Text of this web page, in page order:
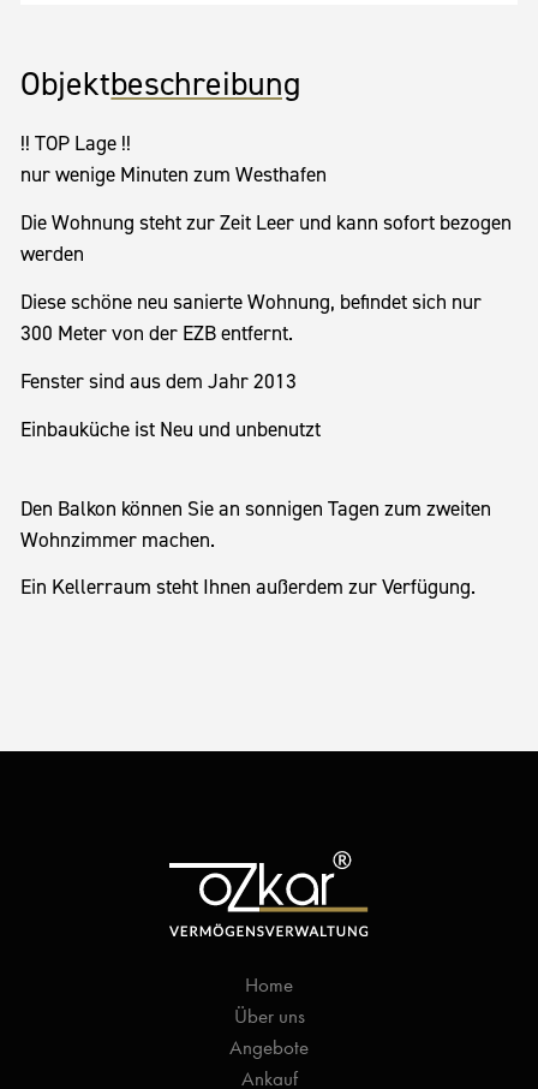
Objektbeschreibung
!! TOP Lage !!
nur wenige Minuten zum Westhafen
Die Wohnung steht zur Zeit Leer und kann sofort bezogen
werden
Diese schöne neu sanierte Wohnung, befindet sich nur
300 Meter von der EZB entfernt.
Fenster sind aus dem Jahr 2013
Einbauküche ist Neu und unbenutzt
Den Balkon können Sie an sonnigen Tagen zum zweiten
Wohnzimmer machen.
Ein Kellerraum steht Ihnen außerdem zur Verfügung.
Home
Über uns
Angebote
Ankauf